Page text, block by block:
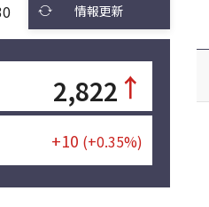
情報更新
2,822 ↑
+10 (+0.35%)